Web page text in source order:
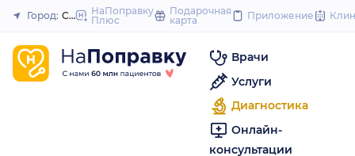
to
Закрыть
Город: СамараНаПоправку
Плюс
Подарочная
карта
Приложение
Врачи
Услуги
Диагностика
Онлайн-
консультации